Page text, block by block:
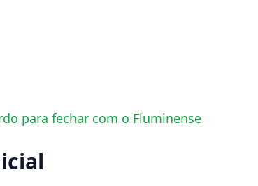
para fechar com o Fluminense